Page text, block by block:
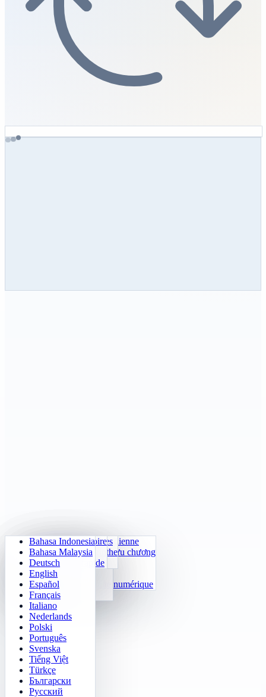
Arithmétique quotidienne
Huấn luyện bảng cửu chương
24 Calcul rapide
Fonctions
Compléter la suite numérique
Sudoku
Klotski numérique
2048
Tetris
Démineur
Gomoku
Éteins les lumières
Quête du labyrinthe
Défi Sokoban
Matrice mémoire
Suivi de cible
Repérage rapide
Bahasa Indonesia
Bahasa Malaysia
Deutsch
English
Español
Français
Italiano
Nederlands
Polski
Português
Svenska
Tiếng Việt
Türkçe
Български
Русский